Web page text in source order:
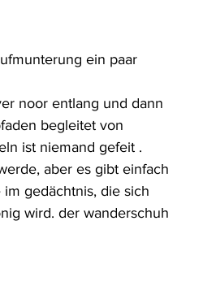
ein paar
noor entlang und dann
begleitet von
ist niemand gefeit .
aber es gibt einfach
gedächtnis, die sich
wird. der wanderschuh